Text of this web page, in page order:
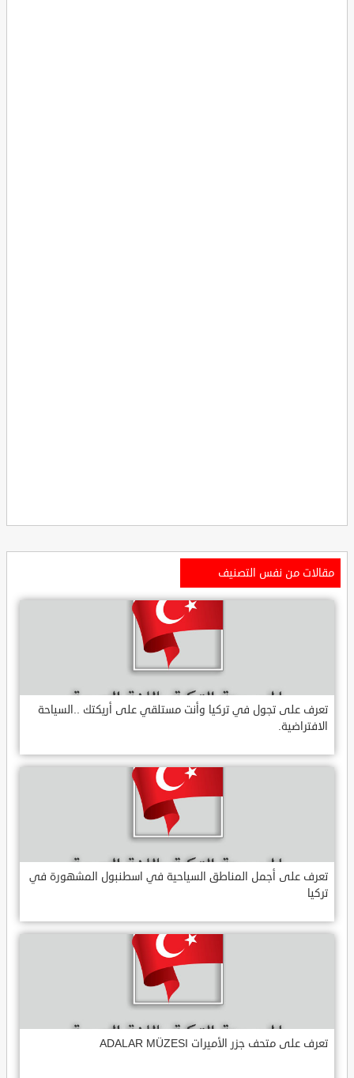
مقالات من نفس التصنيف
تعرف على تجول في تركيا وأنت مستلقي على أريكتك ..السياحة
الافتراضية.
تعرف على أجمل المناطق السياحية في اسطنبول المشهورة في
تركيا
تعرف على متحف جزر الأميرات ADALAR MÜZESI